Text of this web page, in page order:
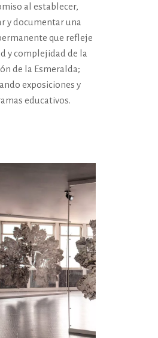
al establecer,
y documentar una
que refleje
y complejidad de la
de la Esmeralda;
exposiciones y
educativos.